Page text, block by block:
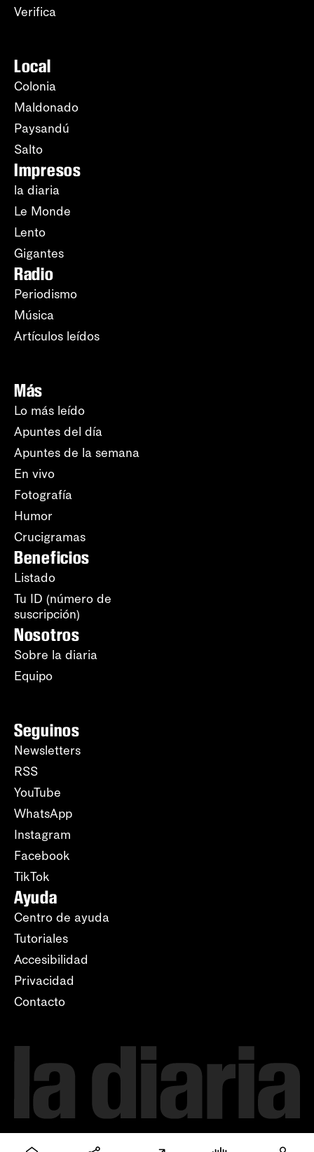
Verifica
Local
Colonia
Maldonado
Paysandú
Salto
Impresos
la diaria
Le Monde
Lento
Gigantes
Radio
Periodismo
Música
Artículos leídos
Más
Lo más leído
Apuntes del día
Apuntes de la semana
En vivo
Fotografía
Humor
Crucigramas
Beneficios
Listado
Tu ID (número de
suscripción)
Nosotros
Sobre la diaria
Equipo
Seguinos
Newsletters
RSS
YouTube
WhatsApp
Instagram
Facebook
TikTok
Ayuda
Centro de ayuda
Tutoriales
Accesibilidad
Privacidad
Contacto